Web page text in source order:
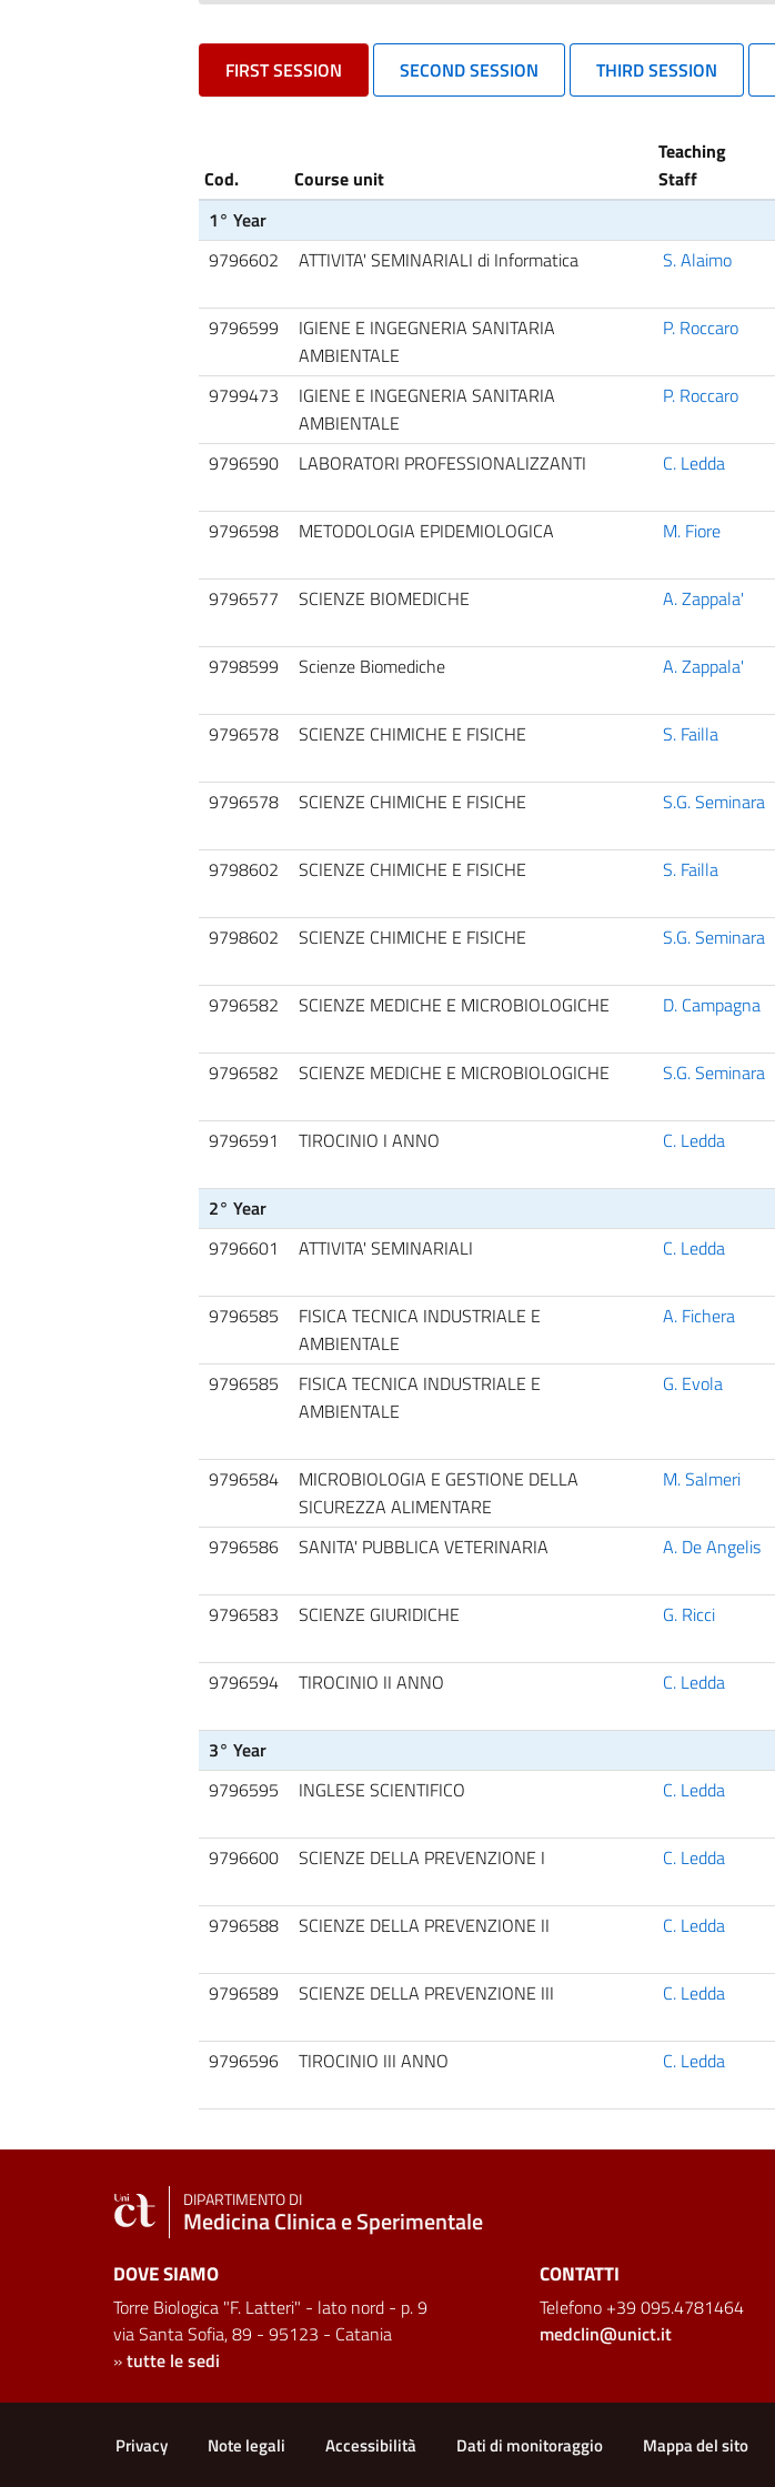
FIRST SESSION SECOND SESSION THIRD SESSION
Cod. Course unit
Teaching
Staff
1° Year
9796602
ATTIVITA' SEMINARIALI di Informatica S. Alaimo
9796599
IGIENE E INGEGNERIA SANITARIA
AMBIENTALE
P. Roccaro
9799473
IGIENE E INGEGNERIA SANITARIA
AMBIENTALE
P. Roccaro
9796590
LABORATORI PROFESSIONALIZZANTI C. Ledda
9796598
METODOLOGIA EPIDEMIOLOGICA M. Fiore
9796577
SCIENZE BIOMEDICHE A. Zappala'
9798599
Scienze Biomediche A. Zappala'
9796578
SCIENZE CHIMICHE E FISICHE S. Failla
9796578
SCIENZE CHIMICHE E FISICHE S.G. Seminara
9798602
SCIENZE CHIMICHE E FISICHE S. Failla
9798602
SCIENZE CHIMICHE E FISICHE S.G. Seminara
9796582
SCIENZE MEDICHE E MICROBIOLOGICHE D. Campagna
9796582
SCIENZE MEDICHE E MICROBIOLOGICHE S.G. Seminara
9796591
TIROCINIO I ANNO C. Ledda
2° Year
9796601
ATTIVITA' SEMINARIALI C. Ledda
9796585
FISICA TECNICA INDUSTRIALE E
AMBIENTALE
A. Fichera
9796585
FISICA TECNICA INDUSTRIALE E
AMBIENTALE
G. Evola
9796584
MICROBIOLOGIA E GESTIONE DELLA
SICUREZZA ALIMENTARE
M. Salmeri
9796586
SANITA' PUBBLICA VETERINARIA A. De Angelis
9796583
SCIENZE GIURIDICHE G. Ricci
9796594
TIROCINIO II ANNO C. Ledda
3° Year
9796595
INGLESE SCIENTIFICO C. Ledda
9796600
SCIENZE DELLA PREVENZIONE I C. Ledda
9796588
SCIENZE DELLA PREVENZIONE II C. Ledda
9796589
SCIENZE DELLA PREVENZIONE III C. Ledda
9796596
TIROCINIO III ANNO C. Ledda
DIPARTIMENTO DI
Medicina Clinica e Sperimentale
DOVE SIAMO
Torre Biologica "F. Latteri" - lato nord - p. 9
via Santa Sofia, 89 - 95123 - Catania
»tutte le sedi
CONTATTI
Telefono +39 095.4781464
medclin@unict.it
Privacy Note legali Accessibilità Dati di monitoraggio Mappa del sito